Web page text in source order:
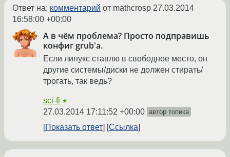
Ответ на: комментарий от mathcrosp 27.03.2014
16:58:00 +00:00
А в чём проблема? Просто подправишь
конфиг grub'а.
Если линукс ставлю в свободное место, он
другие системы/диски не должен стирать/
трогать, так ведь?
sci-fi ★
27.03.2014 17:11:52 +00:00 автор топика
Показать ответ Ссылка